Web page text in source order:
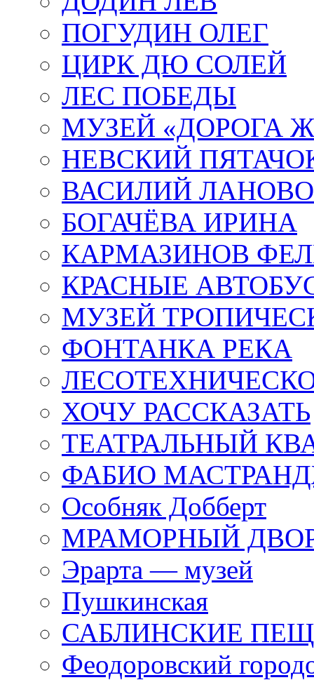
ПОГУДИН ОЛЕГ
ЦИРК ДЮ СОЛЕЙ
ЛЕС ПОБЕДЫ
МУЗЕЙ «ДОРОГА
НЕВСКИЙ
ВАСИЛИЙ
БОГАЧЁВА ИРИНА
КАРМАЗИНОВ
КРАСНЫЕ
МУЗЕЙ
ФОНТАНКА РЕКА
ХОЧУ РАССКАЗАТЬ
ТЕАТРАЛЬНЫЙ
ФАБИО
Особняк Добберт
МРАМОРНЫЙ
Эрарта — музей
Пушкинская
САБЛИНСКИЕ
Феодоровский